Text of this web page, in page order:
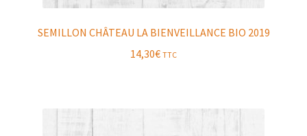
SEMILLON CHÂTEAU LA BIENVEILLANCE BIO 2019
14,30€ TTC